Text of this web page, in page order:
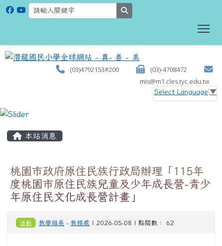
(03)4792153#200
(03)-4708472
mis@m1.cles.tyc.edu.tw
Select Language ▼
本站消息
桃園市政府原住民族行政局辦理「115年
度桃園市原住民族兒童及少年成長營-青少
年原住民文化成長營計畫」
活動 教學組長 - 教務處 | 2026-05-08 | 點閱數： 62